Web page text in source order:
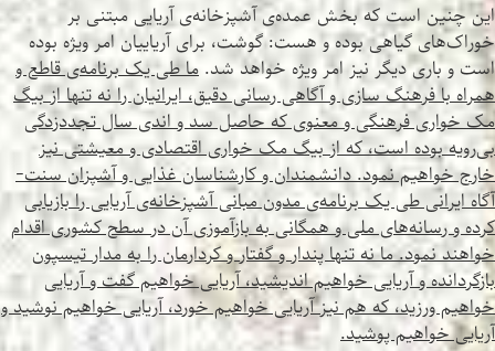
این چنین است که بخش عمده‌ی آشپزخانه‌ی آریایی مبتنی بر
خوراک‌های گیاهی بوده و هست: گوشت، برای آریاییان امر ویژه بوده
است و باری دیگر نیز امر ویژه خواهد شد. ما طی یک برنامه‌ی قاطع و
همراه با فرهنگ سازی و آگاهی رسانی دقیق، ایرانیان را نه تنها از بیگ
مک خواری فرهنگی و معنوی که حاصل سد و اندی سال تجددزدگی
بی‌رویه بوده است، که از بیگ مک خواری اقتصادی و معیشتی نیز
خارج خواهیم نمود. دانشمندان و کارشناسان غذایی و آشپزان سنت-
آگاه ایرانی طی یک برنامه‌ی مدون مبانی آشپزخانه‌ی آریایی را بازیابی
کرده و رسانه‌های ملی و همگانی به بازآموزی آن در سطح کشوری اقدام
خواهند نمود. ما نه تنها پندار و گفتار و کردارمان را به مدار تیسپون
بازگردانده و آریایی خواهیم اندیشید، آریایی خواهیم گفت و آریایی
خواهیم ورزید، که هم نیز آریایی خواهیم خورد، آریایی خواهیم نوشید و
آریایی خواهیم پوشید.